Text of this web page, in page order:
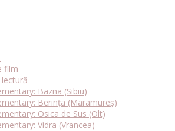
film
Bazna (Sibiu)
Berința (Maramureș)
Osica de Sus (Olt)
Vidra (Vrancea)